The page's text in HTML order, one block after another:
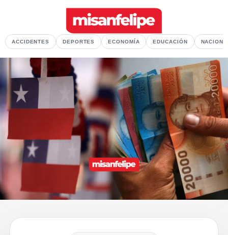
ACCIDENTES DEPORTES ECONOMÍA EDUCACIÓN